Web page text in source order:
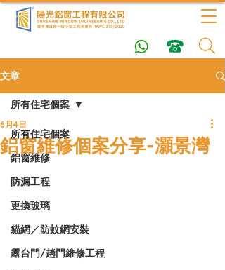
文章
所有住宅個案
鋁窗維修
防漏工程
更換玻璃
貓網／防蚊網安裝
露台門/趟門維修工程
所有住宅個案
鋁窗維修個案分享-灝景灣
6月4日